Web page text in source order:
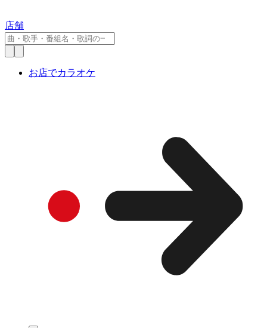
店舗
お店でカラオケ